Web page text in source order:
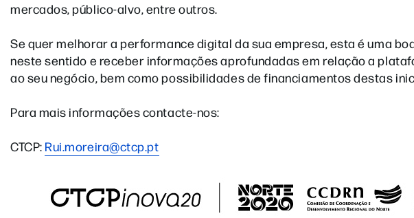
mercados, público-alvo, entre outros.
Se quer melhorar a performance digital da sua empresa, esta é uma
neste sentido e receber informações aprofundadas em relação a
ao seu negócio, bem como possibilidades de financiamentos destas
Para mais informações contacte-nos:
CTCP: Rui.moreira@ctcp.pt